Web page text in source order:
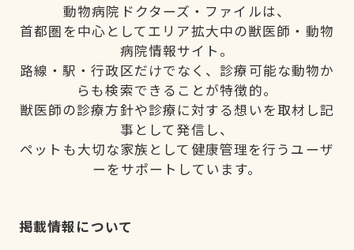
動物病院ドクターズ・ファイルは、
首都圏を中心としてエリア拡大中の獣医師・動物
病院情報サイト。
路線・駅・行政区だけでなく、診療可能な動物か
らも検索できることが特徴的。
獣医師の診療方針や診療に対する想いを取材し記
事として発信し、
ペットも大切な家族として健康管理を行うユーザ
ーをサポートしています。
掲載情報について